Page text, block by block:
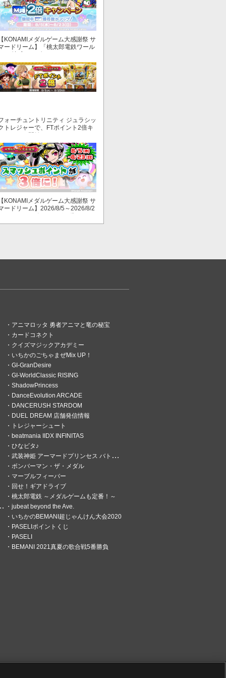
KONAMIメダルゲーム大感謝祭 サ
ードリーム】「桃太郎電鉄ワール
」でマイル獲得数が2倍！
ォーチュントリニティ ジュラシッ
トレジャーで、FTポイント2倍キ
KONAMIメダルゲーム大感謝祭 サ
ードリーム】2026/8/5～2026/8/2
アニマロッタ 勇者アニマと竜の秘宝
カードコネクト
クイズマジックアカデミー
いちかのごちゃまぜMix UP！
GI-GranDesire
GI-WorldClassic RISING
ShadowPrincess
DanceEvolution ARCADE
DANCERUSH STARDOM
DUEL DREAM 店舗発信情報
トレジャーシュート
beatmania IIDX INFINITAS
ひなビタ♪
武装神姫 アーマードプリンセス バトルコンダクター
ボンバーマン・ザ・メダル
マーブルフィーバー
回せ！ギアドライブ
桃太郎電鉄 ～メダルゲームも定番！～
jubeat beyond the Ave.
いちかのBEMANI超じゃんけん大会2020
PASELIポイントくじ
PASELI
BEMANI 2021真夏の歌合戦5番勝負